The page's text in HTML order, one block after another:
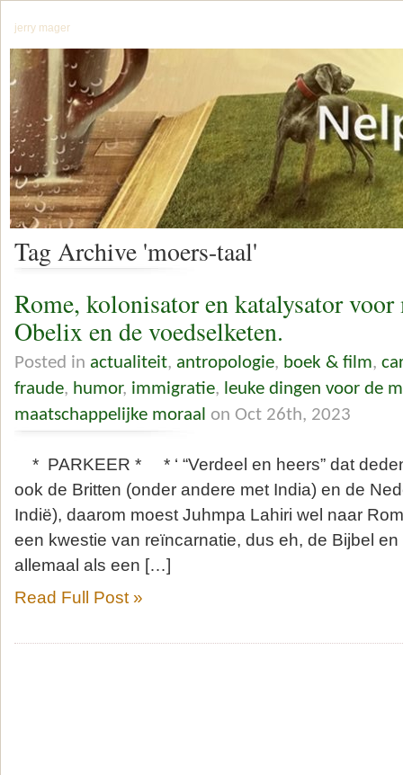
jerry mager
Tag Archive 'moers-taal'
Rome, kolonisator en katalysator
Obelix en de voedselketen.
Posted in actualiteit, antropologie, boek & film,
fraude, humor, immigratie, leuke dingen voor de
maatschappelijke moraal on Oct 26th, 2023
* PARKEER * * ‘ “Verdeel en heers” dat
ook de Britten (onder andere met India) en de
Indië), daarom moest Juhmpa Lahiri wel naar
een kwestie van reïncarnatie, dus eh, de Bijbel
allemaal als een […]
Read Full Post »